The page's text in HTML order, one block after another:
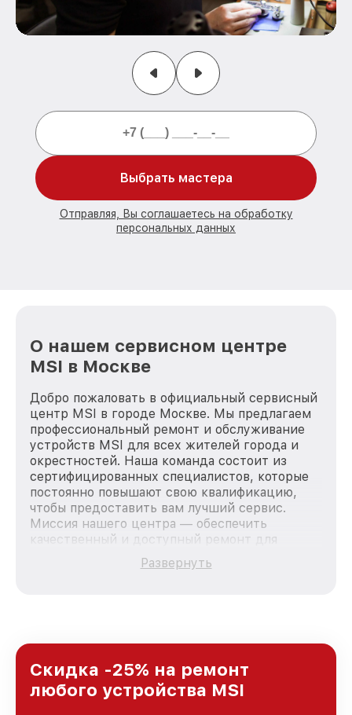
Выбрать мастера
Отправляя, Вы соглашаетесь на обработку
персональных данных
О нашем сервисном центре
MSI в Москве
Добро пожаловать в официальный сервисный
центр MSI в городе Москве. Мы предлагаем
профессиональный ремонт и обслуживание
устройств MSI для всех жителей города и
окрестностей. Наша команда состоит из
сертифицированных специалистов, которые
постоянно повышают свою квалификацию,
чтобы предоставить вам лучший сервис.
Миссия нашего центра — обеспечить
качественный и доступный ремонт для
каждого пользователя продукции MSI, вне
зависимости от сложности поломки. Мы
и лояльности наших клиентов.
Развернуть
Скидка -25% на ремонт
любого устройства MSI